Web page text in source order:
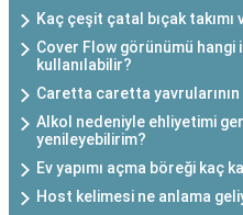
Kaç çeşit çatal bıçak takımı
Cover Flow görünümü
kullanılabilir?
Caretta caretta
Alkol nedeniyle ehliyetimi
yenileyebilirim?
Ev yapımı açma böreği kaç
Host kelimesi ne anlama